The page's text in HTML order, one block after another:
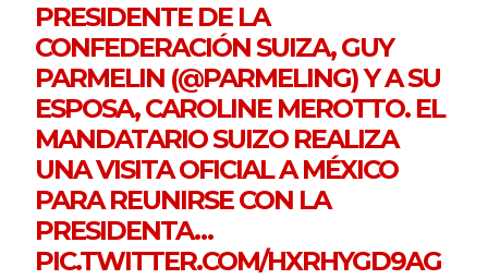
PRESIDENTE DE LA
CONFEDERACIÓN SUIZA, GUY
PARMELIN (@PARMELING) Y A SU
ESPOSA, CAROLINE MEROTTO. EL
MANDATARIO SUIZO REALIZA
UNA VISITA OFICIAL A MÉXICO
PARA REUNIRSE CON LA
PRESIDENTA…
PIC.TWITTER.COM/HXRHYGD9AG